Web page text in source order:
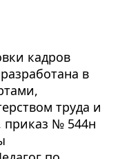
кадров
в
труда и
№ 544н